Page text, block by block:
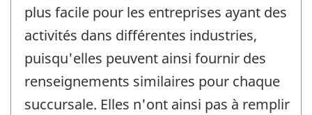
plus facile pour les entreprises ayant des
activités dans différentes industries,
puisqu'elles peuvent ainsi fournir des
renseignements similaires pour chaque
succursale. Elles n'ont ainsi pas à remplir